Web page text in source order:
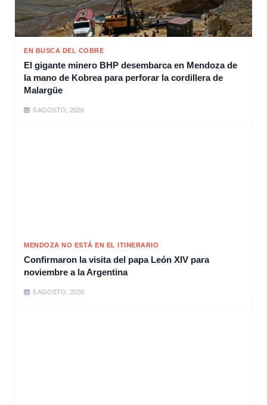
EN BUSCA DEL COBRE
El gigante minero BHP desembarca en Mendoza de
la mano de Kobrea para perforar la cordillera de
Malargüe
5 AGOSTO, 2026
MENDOZA NO ESTÁ EN EL ITINERARIO
Confirmaron la visita del papa León XIV para
noviembre a la Argentina
5 AGOSTO, 2026